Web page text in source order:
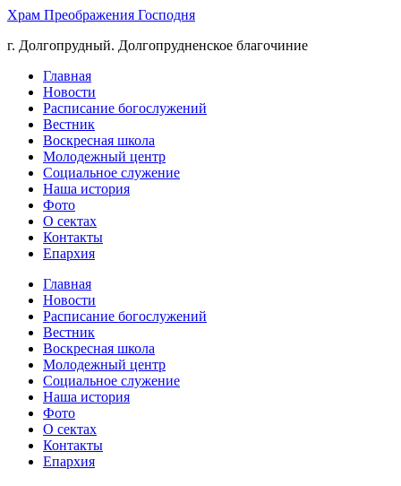
Храм Преображения Господня
г. Долгопрудный. Долгопрудненское благочиние
Главная
Новости
Расписание богослужений
Вестник
Воскресная школа
Молодежный центр
Социальное служение
Наша история
Фото
О сектах
Контакты
Епархия
Главная
Новости
Расписание богослужений
Вестник
Воскресная школа
Молодежный центр
Социальное служение
Наша история
Фото
О сектах
Контакты
Епархия